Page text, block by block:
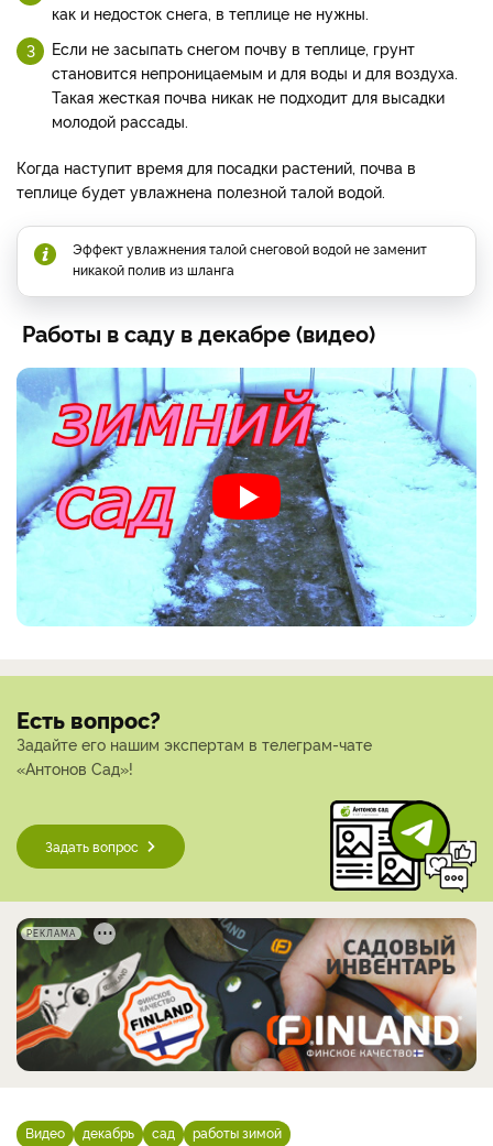
как и недосток снега, в теплице не нужны.
Если не засыпать снегом почву в теплице, грунт
становится непроницаемым и для воды и для воздуха.
Такая жесткая почва никак не подходит для высадки
молодой рассады.
Когда наступит время для посадки растений, почва в
теплице будет увлажнена полезной талой водой.
Эффект увлажнения талой снеговой водой не заменит
никакой полив из шланга
Работы в саду в декабре (видео)
Есть вопрос?
Задайте его нашим экспертам в телеграм-чате
«Антонов Сад»!
Задать вопрос
РЕКЛАМА
Видео декабрь сад работы зимой